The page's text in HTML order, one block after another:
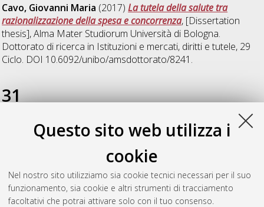
Questo sito web utilizza i
cookie
Nel nostro sito utilizziamo sia cookie tecnici necessari per il suo
funzionamento, sia cookie e altri strumenti di tracciamento
facoltativi che potrai attivare solo con il tuo consenso.
Cavo, Giovanni Maria (2017)La tutela della salute tra
razionalizzazione della spesa e concorrenza, [Dissertation
thesis], Alma Mater Studiorum Università di Bologna.
Dottorato di ricerca in Istituzioni e mercati, diritti e tutele, 29
Ciclo. DOI 10.6092/unibo/amsdottorato/8241.
31
Monti, Enrica(2019) Il diritto al cibo adeguato nel contesto
globale. Riconoscimento, tutela e giustiziabilità di un "nuovo"
, [Dissertation thesis], Alma Mater
Studiorum Università di Bologna. Dottorato di ricerca in
Scienze giuridiche - phd in legal studies, 31 Ciclo. DOI
10.6092/unibo/amsdottorato/9107.